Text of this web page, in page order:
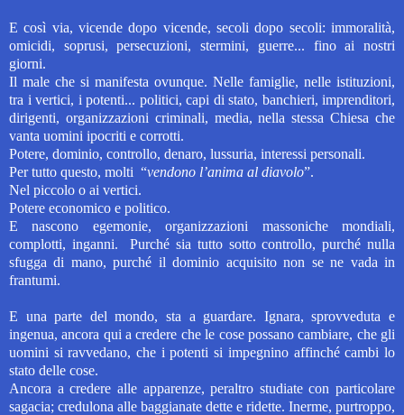
E così via, vicende dopo vicende, secoli dopo secoli: immoralità,
omicidi, soprusi, persecuzioni, stermini, guerre... fino ai nostri
giorni.
Il male che si manifesta ovunque. Nelle famiglie, nelle istituzioni,
tra i vertici, i potenti... politici, capi di stato, banchieri, imprenditori,
dirigenti, organizzazioni criminali, media, nella stessa Chiesa che
vanta uomini ipocriti e corrotti.
Potere, dominio, controllo, denaro, lussuria, interessi personali.
Per tutto questo, molti “vendono l’anima al diavolo”.
Nel piccolo o ai vertici.
Potere economico e politico.
E nascono egemonie, organizzazioni massoniche mondiali,
complotti, inganni.
Purché sia tutto sotto controllo, purché nulla
sfugga di mano, purché il dominio acquisito non se ne vada in
frantumi.
E una parte del mondo, sta a guardare. Ignara, sprovveduta e
ingenua, ancora qui a credere che le cose possano cambiare, che gli
uomini si ravvedano, che i potenti si impegnino affinché cambi lo
stato delle cose.
Ancora a credere alle apparenze, peraltro studiate con particolare
sagacia; credulona alle baggianate dette e ridette. Inerme, purtroppo,